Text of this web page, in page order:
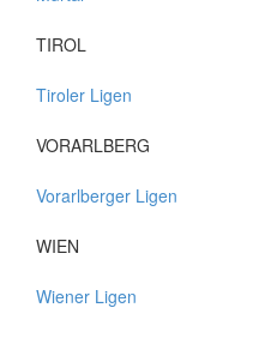
TIROL
Tiroler Ligen
VORARLBERG
Vorarlberger Ligen
WIEN
Wiener Ligen